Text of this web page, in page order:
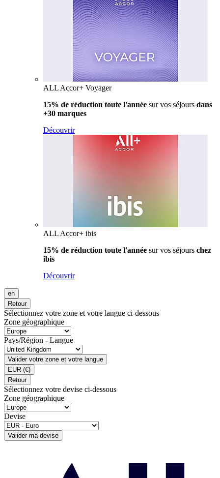
ALL Accor+ Voyager
15% de réduction toute l'année sur vos séjours dans
+30 marques
Découvrir
ALL Accor+ ibis
15% de réduction toute l'année sur vos séjours chez
ibis
Découvrir
en
Retour
Sélectionnez votre zone et votre langue ci-dessous
Zone géographique
Pays/Région - Langue
Valider votre zone et votre langue
EUR (€)
Retour
Sélectionnez votre devise ci-dessous
Zone géographique
Devise
Valider ma devise